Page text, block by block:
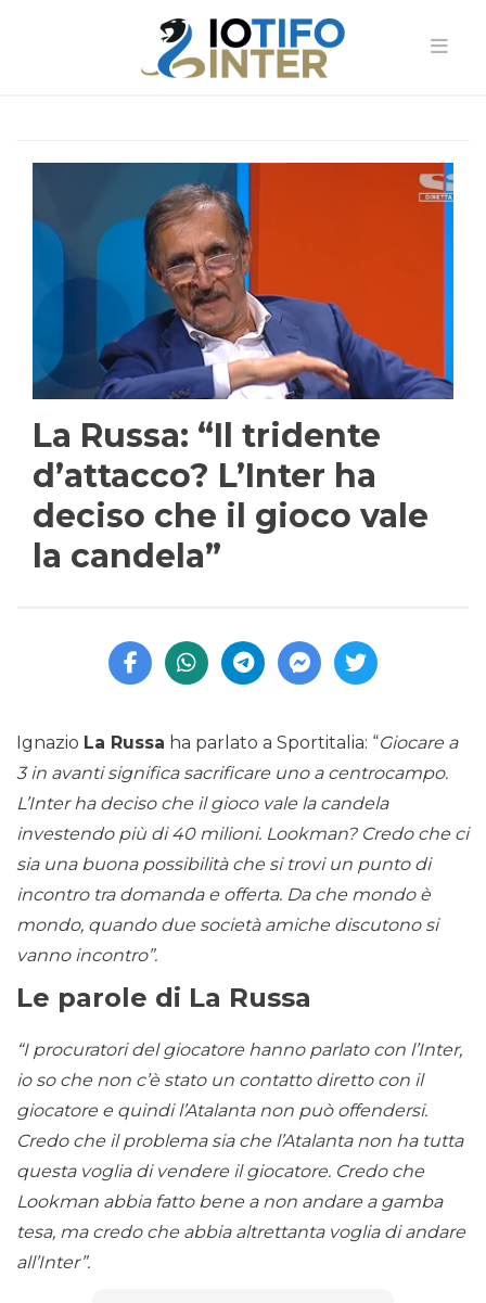
La Russa: “Il tridente
d’attacco? L’Inter ha
deciso che il gioco vale
la candela”
Ignazio La Russa ha parlato a Sportitalia: “Giocare a
3 in avanti significa sacrificare uno a centrocampo.
L’Inter ha deciso che il gioco vale la candela
investendo più di 40 milioni. Lookman? Credo che ci
sia una buona possibilità che si trovi un punto di
incontro tra domanda e offerta. Da che mondo è
mondo, quando due società amiche discutono si
vanno incontro”.
Le parole di La Russa
“I procuratori del giocatore hanno parlato con l’Inter,
io so che non c’è stato un contatto diretto con il
giocatore e quindi l’Atalanta non può offendersi.
Credo che il problema sia che l’Atalanta non ha tutta
questa voglia di vendere il giocatore. Credo che
Lookman abbia fatto bene a non andare a gamba
tesa, ma credo che abbia altrettanta voglia di andare
all’Inter”.